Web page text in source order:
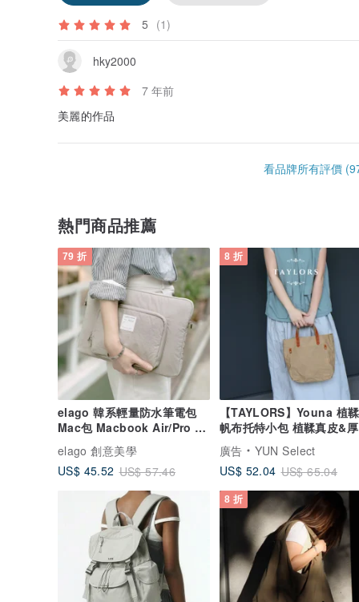
5 (1)
hky2000
7 年前
美麗的作品
看品牌所有評價
熱門商品推薦
79 折
elago 韓系輕量防水筆電包
Mac包 Macbook Air/Pro 13
吋 14吋 15
elago 創意美學
US$ 45.52 US$ 57.46
8 折
【TAYLORS】Youna 植
帆布托特小包 植鞣真皮&
帆布
廣告
YUN Select
US$ 52.04 US$ 65.04
8 折